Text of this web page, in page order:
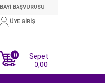
BAYİ BAŞVURUSU
ÜYE GİRİŞ
Sepet
0
0,00